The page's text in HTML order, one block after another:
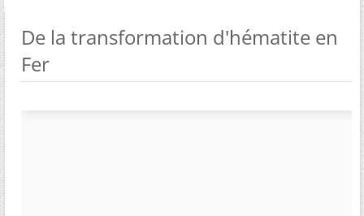
De la transformation d'hématite en
Fer